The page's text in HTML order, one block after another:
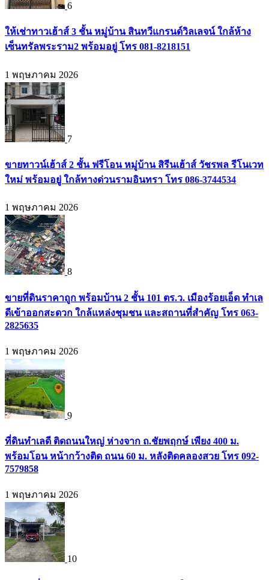
6
ให้เช่าทาวเฮ้าส์ 3 ชั้น หมู่บ้าน สินทวีแกรนด์วิลเลจน์ ใกล้ห้าง
เซ็นทรัลพระราม2 พร้อมอยู่ โทร 081-8218151
1 พฤษภาคม 2026
7
ขายทาวน์เฮ้าส์ 2 ชั้น ฟรีโอน หมู่บ้าน สิรีนเฮ้าส์ วัชรพล รีโนเวท
ใหม่ พร้อมอยู่ ใกล้ทางด่วนรามอินทรา โทร 086-3744534
1 พฤษภาคม 2026
8
ขายที่ดินราคาถูก พร้อมบ้าน 2 ชั้น 101 ตร.ว. เมืองร้อยเอ็ด ทำเล
ดีเข้าออกสะดวก ใกล้แหล่งชุมชน และสถานที่สำคัญ โทร 063-
2825635
1 พฤษภาคม 2026
9
ที่ดินทำเลดี ติดถนนใหญ่ ห่างจาก ถ.ชัยพฤกษ์ เพียง 400 ม.
พร้อมโอน หน้ากว้างติด ถนน 60 ม. หลังติดคลองสวย โทร 092-
7579858
1 พฤษภาคม 2026
10